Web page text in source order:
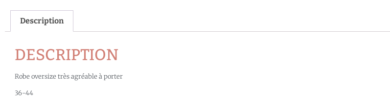
Description
DESCRIPTION
Robe oversize très agréable à porter
36-44